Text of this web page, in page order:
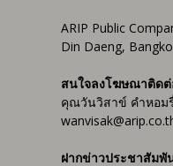
ARIP Public
Din Daeng,
สนใจลงโฆษณาติด
คุณวันวิสาข์ คำหอม
ฝากข่าวประชาสัมพั